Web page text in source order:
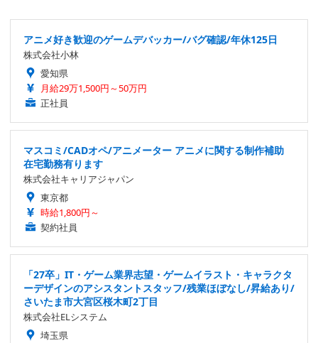
アニメ好き歓迎のゲームデバッカー/バグ確認/年休125日
株式会社小林
愛知県
月給29万1,500円～50万円
正社員
マスコミ/CADオペ/アニメーター アニメに関する制作補助
在宅勤務有ります
株式会社キャリアジャパン
東京都
時給1,800円～
契約社員
「27卒」IT・ゲーム業界志望・ゲームイラスト・キャラクタ
ーデザインのアシスタントスタッフ/残業ほぼなし/昇給あり/
さいたま市大宮区桜木町2丁目
株式会社ELシステム
埼玉県